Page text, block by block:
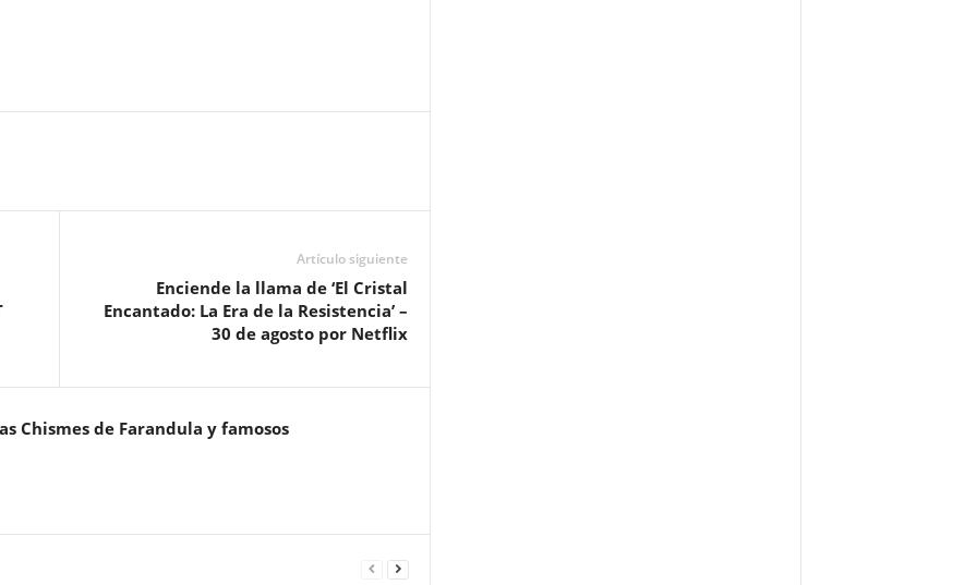
Artículo siguiente
Enciende la llama de ‘El Cristal
Encantado: La Era de la Resistencia’ –
30 de agosto por Netflix
Chismes de Farandula y famosos